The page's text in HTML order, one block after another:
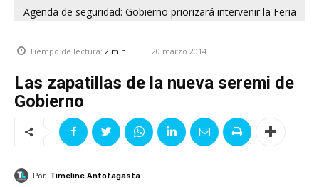
Agenda de seguridad: Gobierno priorizará intervenir la Feria
Tiempo de lectura: 2 min. 20 marzo 2014
Las zapatillas de la nueva seremi de
Gobierno
Por Timeline Antofagasta